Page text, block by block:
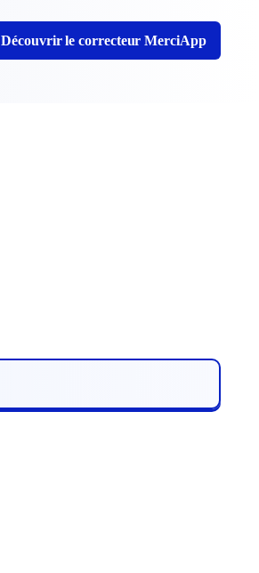
Découvrir le correcteur MerciApp